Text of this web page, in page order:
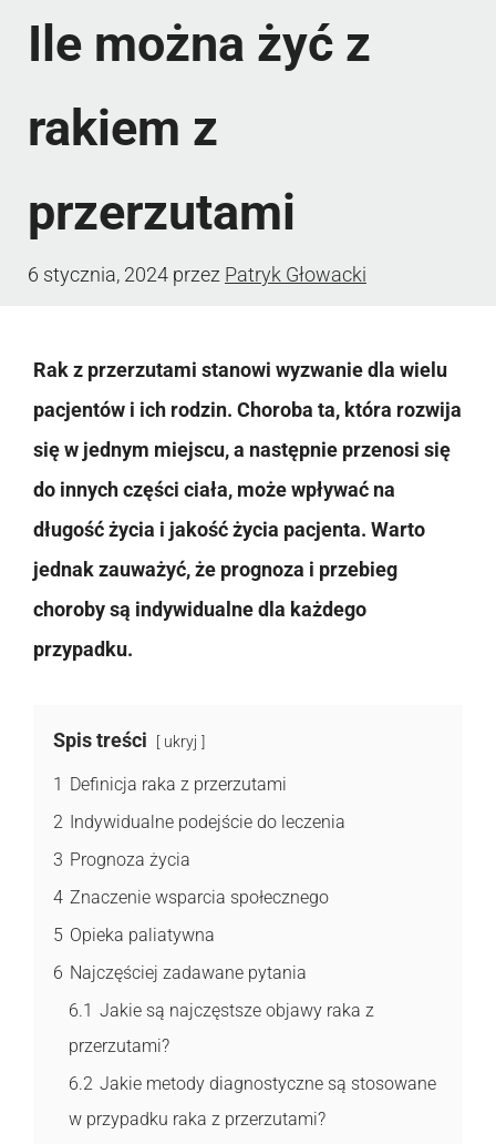
Ile można żyć z
rakiem z
przerzutami
6 stycznia, 2024 przez Patryk Głowacki
Rak z przerzutami stanowi wyzwanie dla wielu
pacjentów i ich rodzin. Choroba ta, która rozwija
się w jednym miejscu, a następnie przenosi się
do innych części ciała, może wpływać na
długość życia i jakość życia pacjenta. Warto
jednak zauważyć, że prognoza i przebieg
choroby są indywidualne dla każdego
przypadku.
Spis treści ukryj
1 Definicja raka z przerzutami
2 Indywidualne podejście do leczenia
3 Prognoza życia
4 Znaczenie wsparcia społecznego
5 Opieka paliatywna
6 Najczęściej zadawane pytania
6.1 Jakie są najczęstsze objawy raka z
przerzutami?
6.2 Jakie metody diagnostyczne są stosowane
w przypadku raka z przerzutami?